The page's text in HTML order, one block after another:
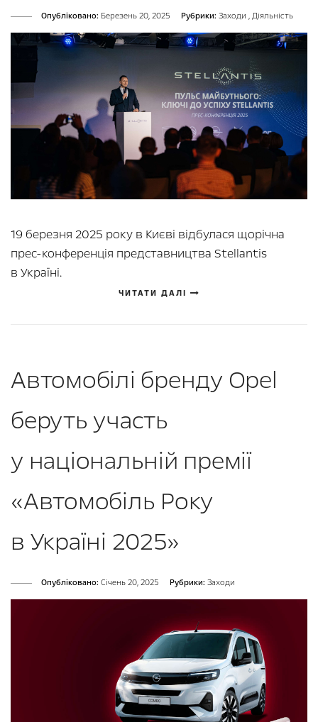
Опубліковано: Березень 20, 2025 Рубрики: Заходи , Діяльність
19 березня 2025 року в Києві відбулася щорічна
прес-конференція представництва Stellantis
в Україні.
ЧИТАТИ ДАЛІ
Автомобілі бренду Opel
беруть участь
у національній премії
«Автомобіль Року
в Україні 2025»
Опубліковано: Cічень 20, 2025 Рубрики: Заходи